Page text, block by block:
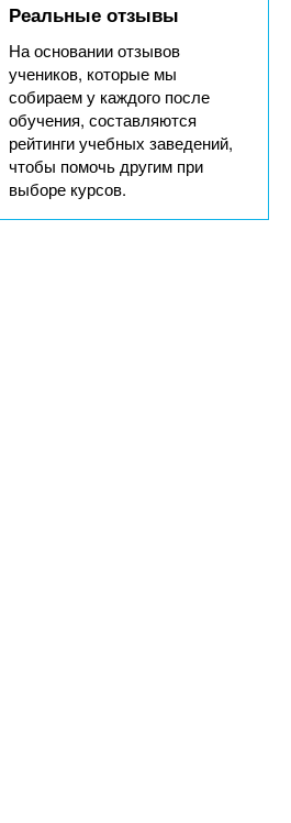
Реальные отзывы
На основании отзывов
учеников, которые мы
собираем у каждого после
обучения, составляются
рейтинги учебных заведений,
чтобы помочь другим при
выборе курсов.